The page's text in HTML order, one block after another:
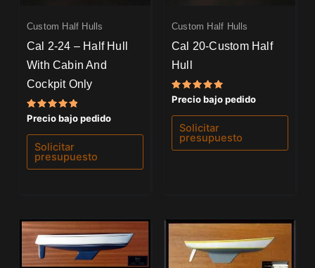
Custom Half Hulls
Cal 2-24 – Half Hull
With Cabin And
Cockpit Only
Valorado
5.00
de 5
Precio bajo pedido
Solicitar
presupuesto
Custom Half Hulls
Cal 20-Custom Half
Hull
Valorado
5.00
de 5
Precio bajo pedido
Solicitar
presupuesto